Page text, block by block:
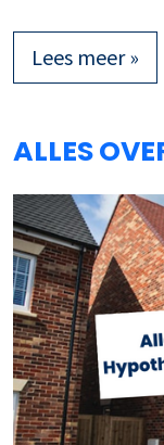
Lees meer »
ALLES